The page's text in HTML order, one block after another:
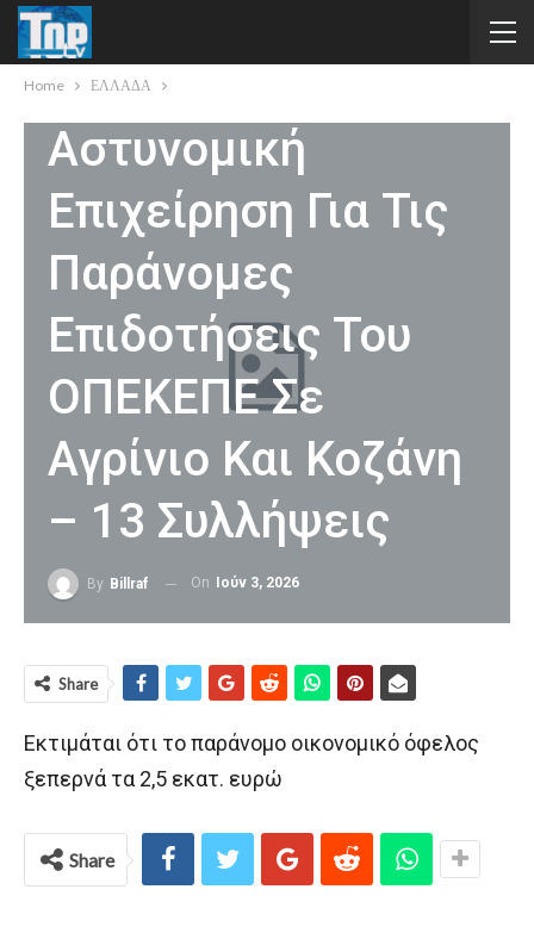
Home ΕΛΛΑΔΑ
ΕΛΛΑΔΑ
Αστυνομική
Επιχείρηση Για Τις
Παράνομες
Επιδοτήσεις Του
ΟΠΕΚΕΠΕ Σε
Αγρίνιο Και Κοζάνη
– 13 Συλλήψεις
By Billraf On Ιούν 3, 2026
Share
Εκτιμάται ότι το παράνομο οικονομικό όφελος
ξεπερνά τα 2,5 εκατ. ευρώ
Share